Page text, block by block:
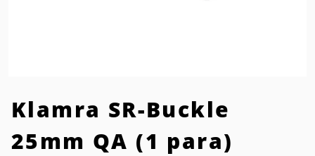
Klamra SR-Buckle
25mm QA (1 para)